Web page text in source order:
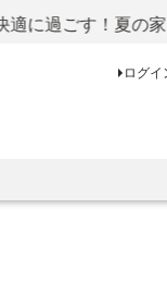
！夏の家電特集 /
ログイ